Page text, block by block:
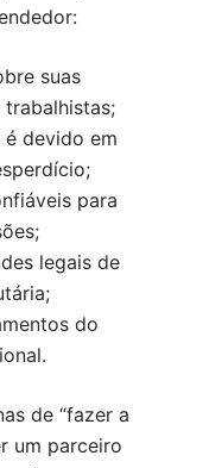
suas
é devido em
para
legais de
do
de “fazer a
um parceiro